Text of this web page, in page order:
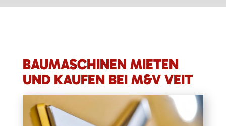
BAUMASCHINEN MIETEN
UND KAUFEN BEI M&V VEIT